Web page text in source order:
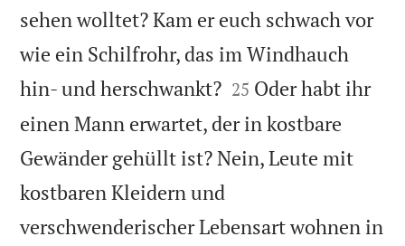
sehen wolltet? Kam er euch schwach vor
wie ein Schilfrohr, das im Windhauch
hin- und herschwankt?
25 Oder habt ihr
einen Mann erwartet, der in kostbare
Gewänder gehüllt ist? Nein, Leute mit
kostbaren Kleidern und
verschwenderischer Lebensart wohnen in